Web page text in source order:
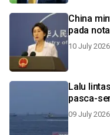
China
pada
10 July
Lalu
pasca-
09 July